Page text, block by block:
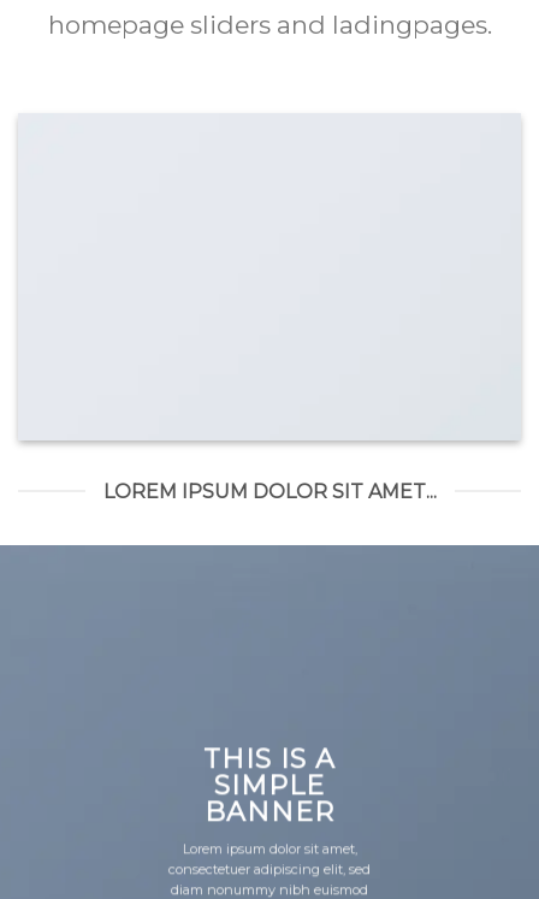
homepage sliders and ladingpages.
LOREM IPSUM DOLOR SIT AMET...
THIS IS A
SIMPLE
BANNER
Lorem ipsum dolor sit amet,
consectetuer adipiscing elit, sed
diam nonummy nibh euismod